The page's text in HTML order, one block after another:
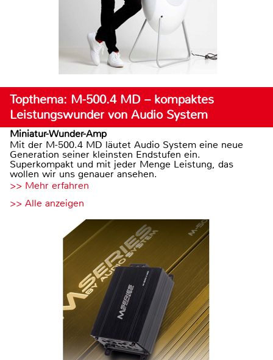
Topthema: M-500.4 MD – kompaktes
Leistungswunder von Audio System
Miniatur-Wunder-Amp
Mit der M-500.4 MD läutet Audio System eine neue
Generation seiner kleinsten Endstufen ein.
Superkompakt und mit jeder Menge Leistung, das
wollen wir uns genauer ansehen.
>> Mehr erfahren
>> Alle anzeigen